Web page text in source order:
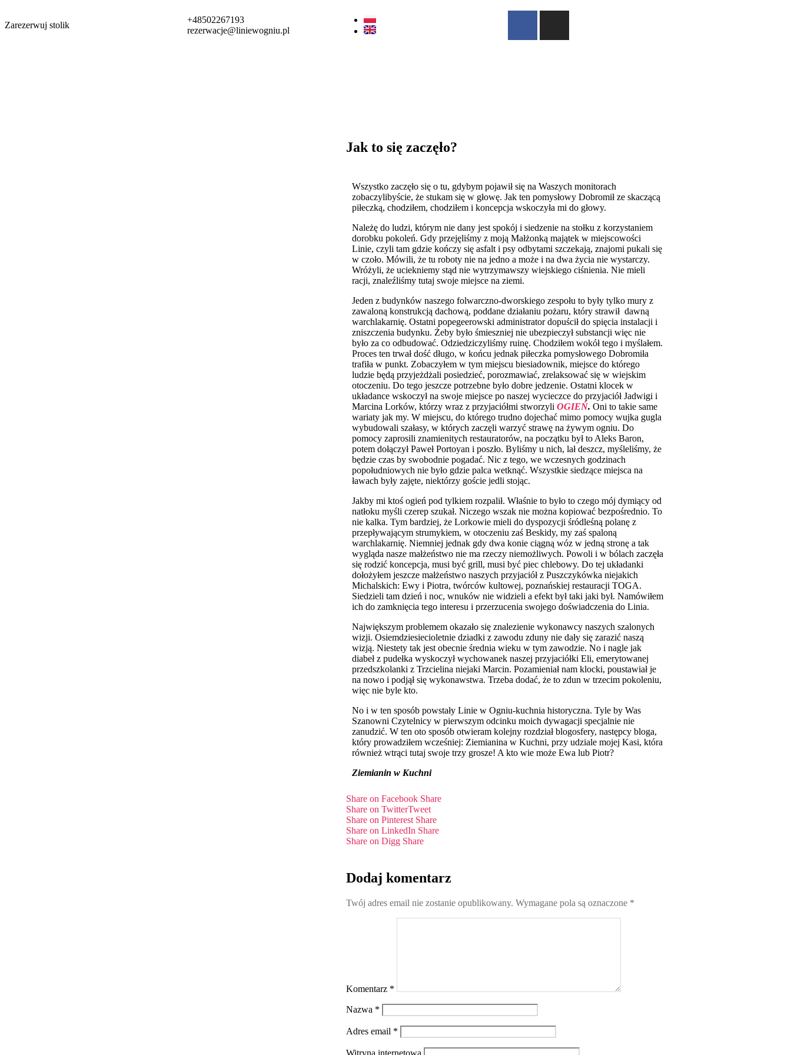
Zarezerwuj stolik
+48502267193
rezerwacje@liniewogniu.pl
Jak to się zaczęło?
Wszystko zaczęło się o tu, gdybym pojawił się na Waszych monitorach
zobaczylibyście, że stukam się w głowę. Jak ten pomysłowy Dobromił ze skaczącą
piłeczką, chodziłem, chodziłem i koncepcja wskoczyła mi do głowy.
Należę do ludzi, którym nie dany jest spokój i siedzenie na stołku z korzystaniem
dorobku pokoleń. Gdy przejęliśmy z moją Małżonką majątek w miejscowości
Linie, czyli tam gdzie kończy się asfalt i psy odbytami szczekają, znajomi pukali się
w czoło. Mówili, że tu roboty nie na jedno a może i na dwa życia nie wystarczy.
Wróżyli, że uciekniemy stąd nie wytrzymawszy wiejskiego ciśnienia. Nie mieli
racji, znaleźliśmy tutaj swoje miejsce na ziemi.
Jeden z budynków naszego folwarczno-dworskiego zespołu to były tylko mury z
zawaloną konstrukcją dachową, poddane działaniu pożaru, który strawił dawną
warchlakarnię. Ostatni popegeerowski administrator dopuścił do spięcia instalacji i
zniszczenia budynku. Żeby było śmieszniej nie ubezpieczył substancji więc nie
było za co odbudować. Odziedziczyliśmy ruinę. Chodziłem wokół tego i myślałem.
Proces ten trwał dość długo, w końcu jednak piłeczka pomysłowego Dobromiła
trafiła w punkt. Zobaczyłem w tym miejscu biesiadownik, miejsce do którego
ludzie będą przyjeżdżali posiedzieć, porozmawiać, zrelaksować się w wiejskim
otoczeniu. Do tego jeszcze potrzebne było dobre jedzenie. Ostatni klocek w
układance wskoczył na swoje miejsce po naszej wycieczce do przyjaciół Jadwigi i
Marcina Lorków, którzy wraz z przyjaciółmi stworzyli OGIEŃ. Oni to takie same
wariaty jak my. W miejscu, do którego trudno dojechać mimo pomocy wujka gugla
wybudowali szałasy, w których zaczęli warzyć strawę na żywym ogniu. Do
pomocy zaprosili znamienitych restauratorów, na początku był to Aleks Baron,
potem dołączył Paweł Portoyan i poszło. Byliśmy u nich, lał deszcz, myśleliśmy, że
będzie czas by swobodnie pogadać. Nic z tego, we wczesnych godzinach
popołudniowych nie było gdzie palca wetknąć. Wszystkie siedzące miejsca na
ławach były zajęte, niektórzy goście jedli stojąc.
Jakby mi ktoś ogień pod tylkiem rozpalił. Właśnie to było to czego mój dymiący od
natłoku myśli czerep szukał. Niczego wszak nie można kopiować bezpośrednio. To
nie kalka. Tym bardziej, że Lorkowie mieli do dyspozycji śródleśną polanę z
przepływającym strumykiem, w otoczeniu zaś Beskidy, my zaś spaloną
warchlakarnię. Niemniej jednak gdy dwa konie ciągną wóz w jedną stronę a tak
wygląda nasze małżeństwo nie ma rzeczy niemożliwych. Powoli i w bólach zaczęła
się rodzić koncepcja, musi być grill, musi być piec chlebowy. Do tej układanki
dołożyłem jeszcze małżeństwo naszych przyjaciół z Puszczykówka niejakich
Michalskich: Ewy i Piotra, twórców kultowej, poznańskiej restauracji TOGA.
Siedzieli tam dzień i noc, wnuków nie widzieli a efekt był taki jaki był. Namówiłem
ich do zamknięcia tego interesu i przerzucenia swojego doświadczenia do Linia.
Największym problemem okazało się znalezienie wykonawcy naszych szalonych
wizji. Osiemdziesiecioletnie dziadki z zawodu zduny nie dały się zarazić naszą
wizją. Niestety tak jest obecnie średnia wieku w tym zawodzie. No i nagle jak
diabeł z pudełka wyskoczył wychowanek naszej przyjaciółki Eli, emerytowanej
przedszkolanki z Trzcielina niejaki Marcin. Pozamieniał nam klocki, poustawiał je
na nowo i podjął się wykonawstwa. Trzeba dodać, że to zdun w trzecim pokoleniu,
więc nie byle kto.
No i w ten sposób powstały Linie w Ogniu-kuchnia historyczna. Tyle by Was
Szanowni Czytelnicy w pierwszym odcinku moich dywagacji specjalnie nie
zanudzić. W ten oto sposób otwieram kolejny rozdział blogosfery, następcy bloga,
który prowadziłem wcześniej: Ziemianina w Kuchni, przy udziale mojej Kasi, która
również wtrąci tutaj swoje trzy grosze! A kto wie może Ewa lub Piotr?
Ziemianin w Kuchni
Share on Facebook Share
Share on TwitterTweet
Share on Pinterest Share
Share on LinkedIn Share
Share on Digg Share
Dodaj komentarz
Twój adres email nie zostanie opublikowany. Wymagane pola są oznaczone *
Komentarz *
Nazwa *
Adres email *
Witryna internetowa